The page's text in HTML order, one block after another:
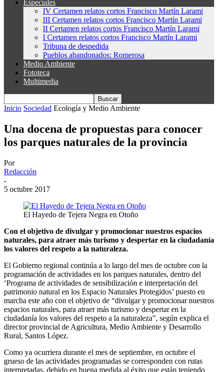
Especiales
IV Certamen relatos cortos Francisco Martín Larami
III Certamen relatos cortos Francisco Martín Larami
II Certamen relatos cortos Francisco Martín Larami
I Certamen relatos cortos Francisco Martín Larami
Tribuna de despedida
Pueblos abandonados: Romerosa
Medio Ambiente
Fototeca
Multimedia
Inicio Sociedad Ecología y Medio Ambiente
Una docena de propuestas para conocer
los parques naturales de la provincia
Por
Redacción
-
5 octubre 2017
El Hayedo de Tejera Negra en Otoño
Con el objetivo de divulgar y promocionar nuestros espacios
naturales, para atraer más turismo y despertar en la ciudadanía
los valores del respeto a la naturaleza.
El Gobierno regional continúa a lo largo del mes de octubre con la
programación de actividades en los parques naturales, dentro del
‘Programa de actividades de sensibilización e interpretación del
patrimonio natural en los Espacio Naturales Protegidos’ puesto en
marcha este año con el objetivo de “divulgar y promocionar nuestros
espacios naturales, para atraer más turismo y despertar en la
ciudadanía los valores del respeto a la naturaleza”, según explica el
director provincial de Agricultura, Medio Ambiente y Desarrollo
Rural, Santos López.
Como ya ocurriera durante el mes de septiembre, en octubre el
grueso de las actividades programadas se corresponden con rutas
interpretadas, debido en buena medida al éxito que están teniendo